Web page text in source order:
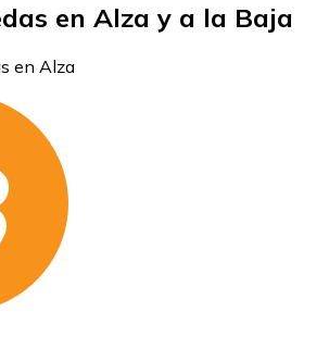
en Alza y a la Baja
en Alza